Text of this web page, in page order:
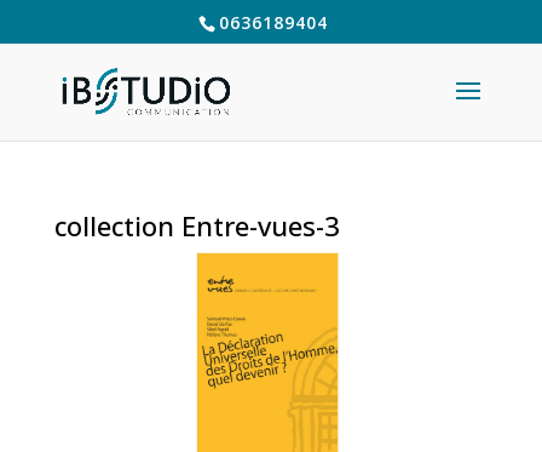
0636189404
collection Entre-vues-3